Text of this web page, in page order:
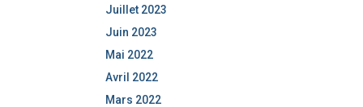
Juillet 2023
Juin 2023
Mai 2022
Avril 2022
Mars 2022